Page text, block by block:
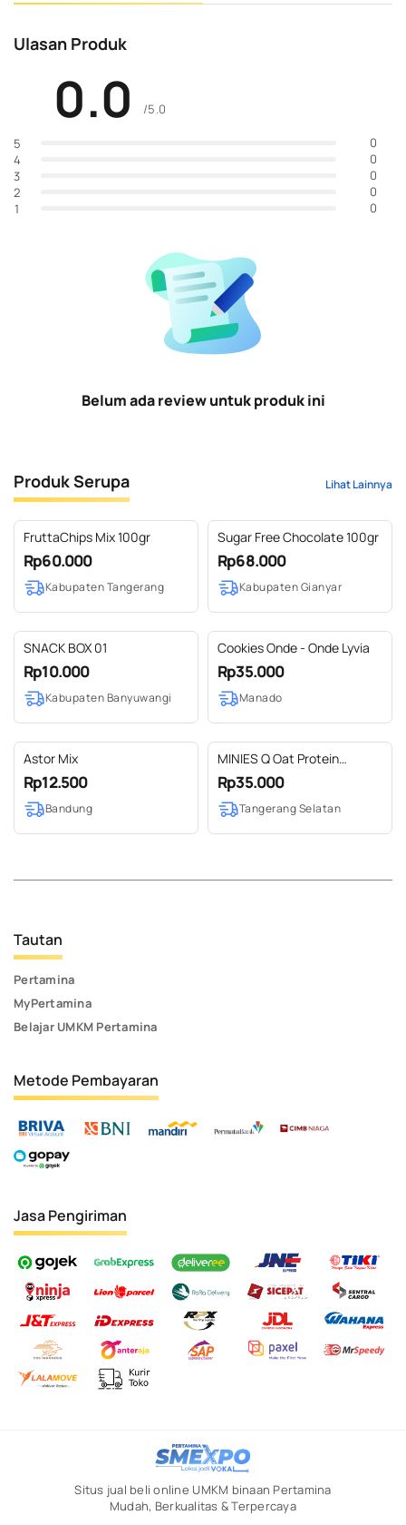
Ulasan Produk
0.0 /5.0
5
0
4
0
3
0
2
0
1
0
Belum ada review untuk produk ini
Produk Serupa Lihat Lainnya
FruttaChips Mix 100gr
Rp60.000
Kabupaten Tangerang
Sugar Free Chocolate 100gr
Rp68.000
Kabupaten Gianyar
SNACK BOX 01
Rp10.000
Kabupaten Banyuwangi
Cookies Onde - Onde Lyvia
Rp35.000
Manado
Astor Mix
Rp12.500
Bandung
MINIES Q Oat Protein
Chocolate Cookies Healthy
Snack Cemilan sehat Gluten
Free Makanan Diet
Rp35.000
Tangerang Selatan
Tautan
Pertamina
MyPertamina
Belajar UMKM Pertamina
Metode Pembayaran
Jasa Pengiriman
Situs jual beli online UMKM binaan Pertamina
Mudah, Berkualitas & Terpercaya